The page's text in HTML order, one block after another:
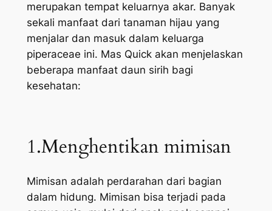
merupakan tempat keluarnya akar. Banyak
sekali manfaat dari tanaman hijau yang
menjalar dan masuk dalam keluarga
piperaceae ini. Mas Quick akan menjelaskan
beberapa manfaat daun sirih bagi
kesehatan:
1.Menghentikan mimisan
Mimisan adalah perdarahan dari bagian
dalam hidung. Mimisan bisa terjadi pada